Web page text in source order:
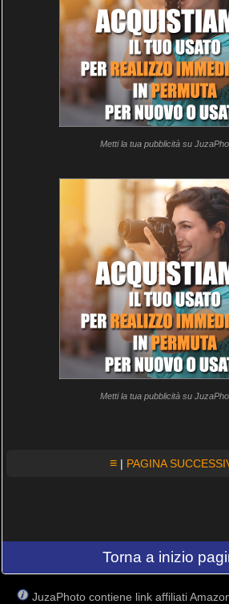
Metti la tua pubblicità su
Metti la tua pubblicità su
≡ | PAGINA
Torna a inizio
JuzaPhoto contiene link affiliati